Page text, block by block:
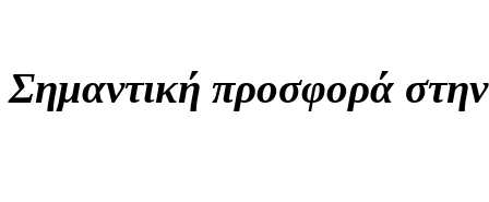
Σημαντική προσφορά στην